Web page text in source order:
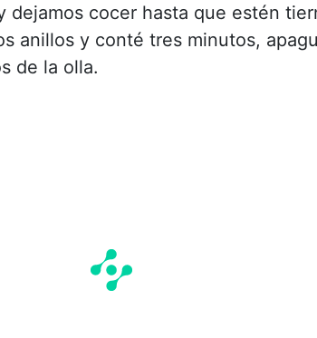
dejamos cocer hasta que estén
anillos y conté tres minutos,
de la olla.